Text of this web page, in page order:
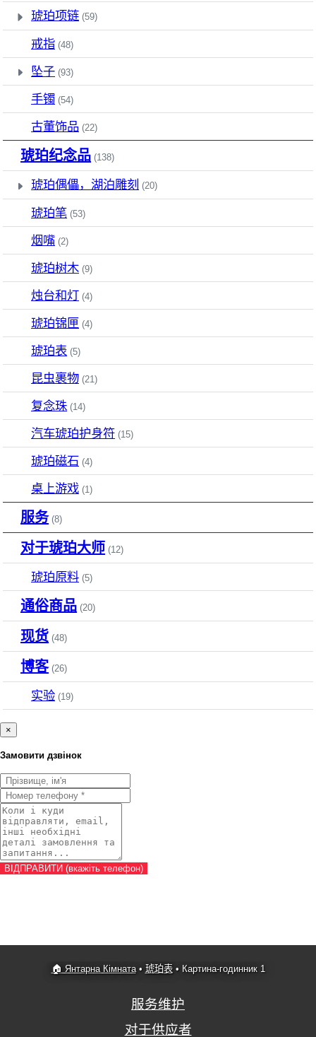
琥珀项链 (59)
戒指 (48)
坠子 (93)
手镯 (54)
古董饰品 (22)
琥珀纪念品 (138)
琥珀偶儡，湖泊雕刻 (20)
琥珀笔 (53)
烟嘴 (2)
琥珀树木 (9)
烛台和灯 (4)
琥珀锦匣 (4)
琥珀表 (5)
昆虫裹物 (21)
复念珠 (14)
汽车琥珀护身符 (15)
琥珀磁石 (4)
桌上游戏 (1)
服务(8)
对于琥珀大师 (12)
琥珀原料 (5)
通俗商品 (20)
现货 (48)
博客(26)
实验 (19)
🏠 Янтарна Кімната• 琥珀表• Картина-годинник 1
服务维护
对于供应者
×
Замовити дзвінок